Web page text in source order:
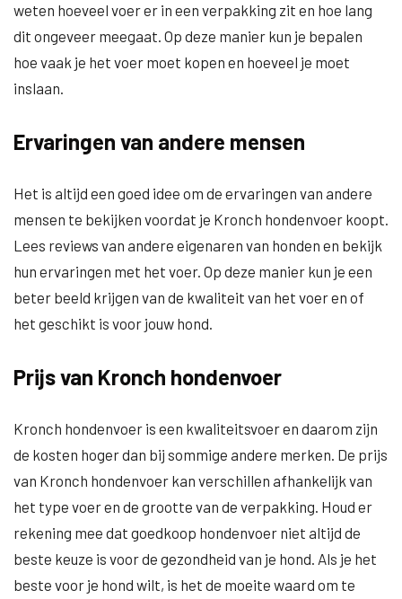
weten hoeveel voer er in een verpakking zit en hoe lang
dit ongeveer meegaat. Op deze manier kun je bepalen
hoe vaak je het voer moet kopen en hoeveel je moet
inslaan.
Ervaringen van andere mensen
Het is altijd een goed idee om de ervaringen van andere
mensen te bekijken voordat je Kronch hondenvoer koopt.
Lees reviews van andere eigenaren van honden en bekijk
hun ervaringen met het voer. Op deze manier kun je een
beter beeld krijgen van de kwaliteit van het voer en of
het geschikt is voor jouw hond.
Prijs van Kronch hondenvoer
Kronch hondenvoer is een kwaliteitsvoer en daarom zijn
de kosten hoger dan bij sommige andere merken. De prijs
van Kronch hondenvoer kan verschillen afhankelijk van
het type voer en de grootte van de verpakking. Houd er
rekening mee dat goedkoop hondenvoer niet altijd de
beste keuze is voor de gezondheid van je hond. Als je het
beste voor je hond wilt, is het de moeite waard om te